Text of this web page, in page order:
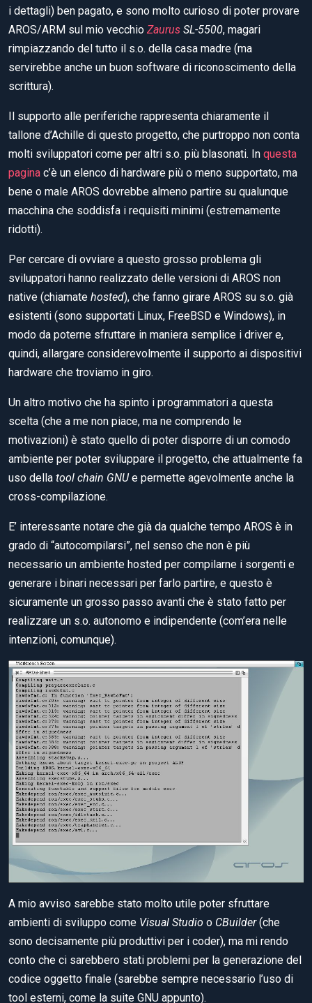
i dettagli) ben pagato, e sono molto curioso di poter provare
AROS/ARM sul mio vecchio Zaurus SL-5500, magari
rimpiazzando del tutto il s.o. della casa madre (ma
servirebbe anche un buon software di riconoscimento della
scrittura).
Il supporto alle periferiche rappresenta chiaramente il
tallone d’Achille di questo progetto, che purtroppo non conta
molti sviluppatori come per altri s.o. più blasonati. In questa
pagina c’è un elenco di hardware più o meno supportato, ma
bene o male AROS dovrebbe almeno partire su qualunque
macchina che soddisfa i requisiti minimi (estremamente
ridotti).
Per cercare di ovviare a questo grosso problema gli
sviluppatori hanno realizzato delle versioni di AROS non
native (chiamate hosted), che fanno girare AROS su s.o. già
esistenti (sono supportati Linux, FreeBSD e Windows), in
modo da poterne sfruttare in maniera semplice i driver e,
quindi, allargare considerevolmente il supporto ai dispositivi
hardware che troviamo in giro.
Un altro motivo che ha spinto i programmatori a questa
scelta (che a me non piace, ma ne comprendo le
motivazioni) è stato quello di poter disporre di un comodo
ambiente per poter sviluppare il progetto, che attualmente fa
uso della tool chain GNUe permette agevolmente anche la
cross-compilazione.
E’ interessante notare che già da qualche tempo AROS è in
grado di “autocompilarsi”, nel senso che non è più
necessario un ambiente hosted per compilarne i sorgenti e
generare i binari necessari per farlo partire, e questo è
sicuramente un grosso passo avanti che è stato fatto per
realizzare un s.o. autonomo e indipendente (com’era nelle
intenzioni, comunque).
A mio avviso sarebbe stato molto utile poter sfruttare
ambienti di sviluppo come Visual Studio o CBuilder(che
sono decisamente più produttivi per i coder), ma mi rendo
conto che ci sarebbero stati problemi per la generazione del
codice oggetto finale (sarebbe sempre necessario l’uso di
tool esterni, come la suite GNU appunto).